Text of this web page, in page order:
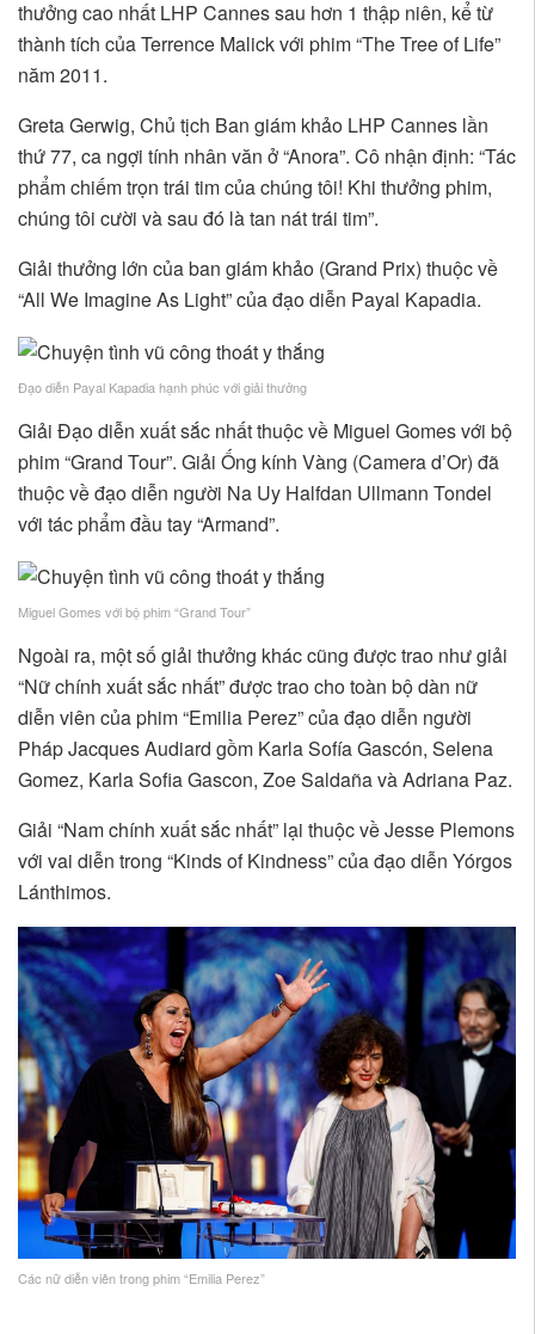
thưởng cao nhất LHP Cannes sau hơn 1 thập niên, kể từ
thành tích của Terrence Malick với phim “The Tree of Life”
năm 2011.
Greta Gerwig, Chủ tịch Ban giám khảo LHP Cannes lần
thứ 77, ca ngợi tính nhân văn ở “Anora”. Cô nhận định: “Tác
phẩm chiếm trọn trái tim của chúng tôi! Khi thưởng phim,
chúng tôi cười và sau đó là tan nát trái tim”.
Giải thưởng lớn của ban giám khảo (Grand Prix) thuộc về
“All We Imagine As Light” của đạo diễn Payal Kapadia.
Đạo diễn Payal Kapadia hạnh phúc với giải thưởng
Giải Đạo diễn xuất sắc nhất thuộc về Miguel Gomes với bộ
phim “Grand Tour”. Giải Ống kính Vàng (Camera d’Or) đã
thuộc về đạo diễn người Na Uy Halfdan Ullmann Tondel
với tác phẩm đầu tay “Armand”.
Miguel Gomes với bộ phim “Grand Tour”
Ngoài ra, một số giải thưởng khác cũng được trao như giải
“Nữ chính xuất sắc nhất” được trao cho toàn bộ dàn nữ
diễn viên của phim “Emilia Perez” của đạo diễn người
Pháp Jacques Audiard gồm Karla Sofía Gascón, Selena
Gomez, Karla Sofia Gascon, Zoe Saldaña và Adriana Paz.
Giải “Nam chính xuất sắc nhất” lại thuộc về Jesse Plemons
với vai diễn trong “Kinds of Kindness” của đạo diễn Yórgos
Lánthimos.
Các nữ diễn viên trong phim “Emilia Perez”